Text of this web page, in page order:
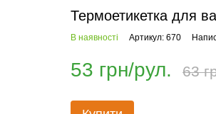
Термоетикетка для
В наявності Артикул: 670
53 грн/рул. 63